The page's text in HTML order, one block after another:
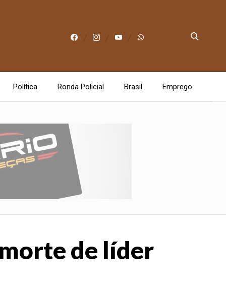
Política Ronda Policial Brasil Emprego
de líder